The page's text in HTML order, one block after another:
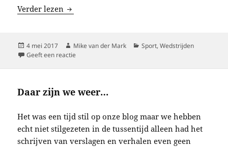
Verder lezen Grensoverschrijdend
Geplaatst
op
4 mei 2017 Auteur
Mike van der Mark Categorieën
Sport,Wedstrijden
Geeft een reactieop Grensoverschrijdend
Daar zijn we weer…
Het was een tijd stil op onze blog maar we hebben
echt niet stilgezeten in de tussentijd alleen had het
schrijven van verslagen en verhalen even geen